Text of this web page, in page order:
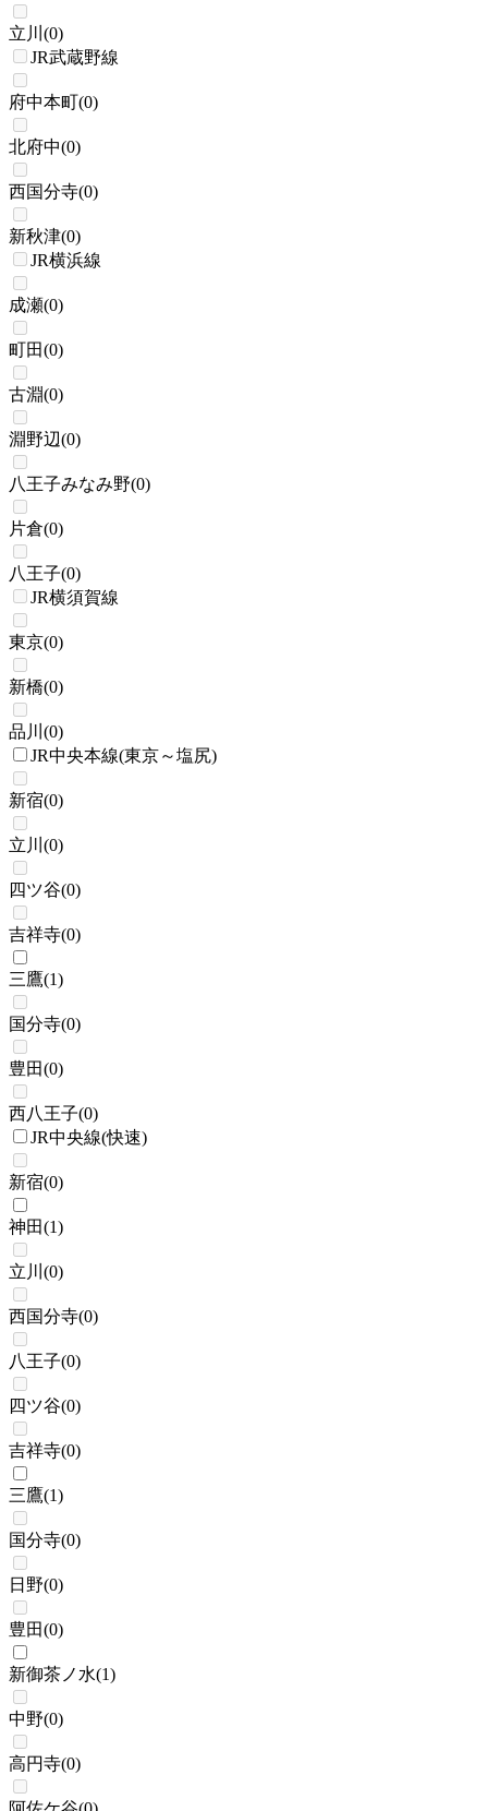
立川 (0)
JR武蔵野線
府中本町(0)
北府中(0)
西国分寺(0)
新秋津(0)
JR横浜線
成瀬(0)
町田(0)
古淵(0)
淵野辺(0)
八王子みなみ野(0)
片倉(0)
八王子(0)
JR横須賀線
東京(0)
新橋(0)
品川 (0)
JR中央本線(東京～塩尻)
新宿(0)
立川 (0)
四ツ谷(0)
吉祥寺(0)
三鷹(1)
国分寺(0)
豊田(0)
西八王子(0)
JR中央線(快速)
新宿(0)
神田(1)
立川 (0)
西国分寺(0)
八王子(0)
四ツ谷(0)
吉祥寺(0)
三鷹(1)
国分寺(0)
日野(0)
豊田(0)
新御茶ノ水(1)
中野(0)
高円寺(0)